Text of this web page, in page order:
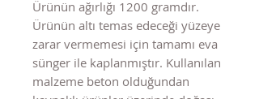
Ürünün ağırlığı 1200 gramdır.
Ürünün altı temas edeceği yüzeye
zarar vermemesi için tamamı eva
sünger ile kaplanmıştır. Kullanılan
malzeme beton olduğundan